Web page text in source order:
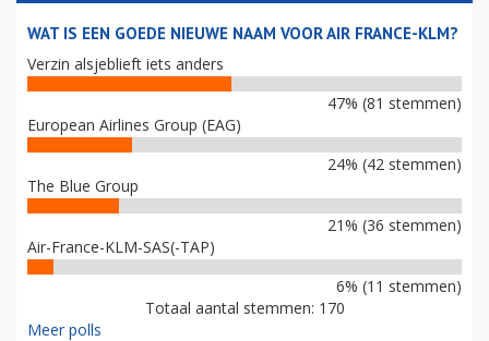
WAT IS EEN GOEDE NIEUWE NAAM VOOR AIR FRANCE-KLM?
Verzin alsjeblieft iets anders
47% (81 stemmen)
European Airlines Group (EAG)
24% (42 stemmen)
The Blue Group
21% (36 stemmen)
Air-France-KLM-SAS(-TAP)
6% (11 stemmen)
Totaal aantal stemmen: 170
Meer polls